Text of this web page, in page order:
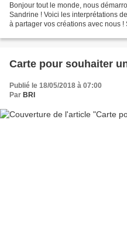
Bonjour tout le monde, nous
Sandrine ! Voici les interprétations
à partager vos créations avec nous
Carte pour souhaiter
Publié le 18/05/2018 à 07:00
Par BRI